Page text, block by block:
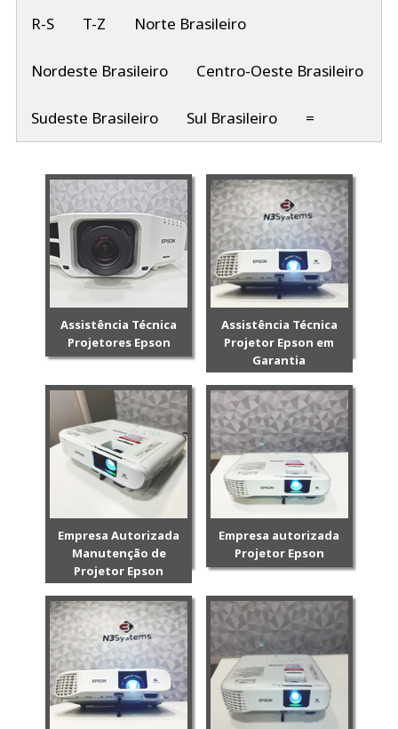
R-S T-Z Norte Brasileiro
Nordeste Brasileiro Centro-Oeste Brasileiro
Sudeste Brasileiro Sul Brasileiro =
Assistência Técnica
Projetores Epson
Assistência Técnica
Projetor Epson em
Garantia
Empresa Autorizada
Manutenção de
Projetor Epson
Empresa autorizada
Projetor Epson